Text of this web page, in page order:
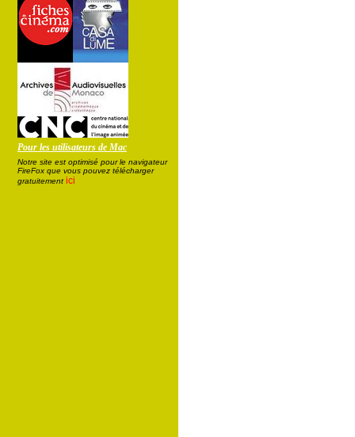
Pour les utilisateurs de Mac
Notre site est optimisé pour le navigateur
FireFox que vous pouvez télécharger
gratuitement ici